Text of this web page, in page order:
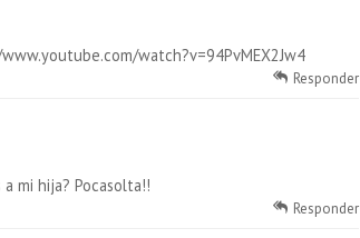
watch?v=94PvMEX2Jw4
Responder
mi hija? Pocasolta!!
Responder